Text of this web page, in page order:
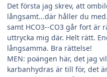
Det första jag skrev, att
långsamt...där håller du
samt HCO3--CO3 går fort är
uttrycka mig där. Helt rätt.
långsamma. Bra rättelse!
MEN: poängen här, det jag
karbanhydras är till för, det